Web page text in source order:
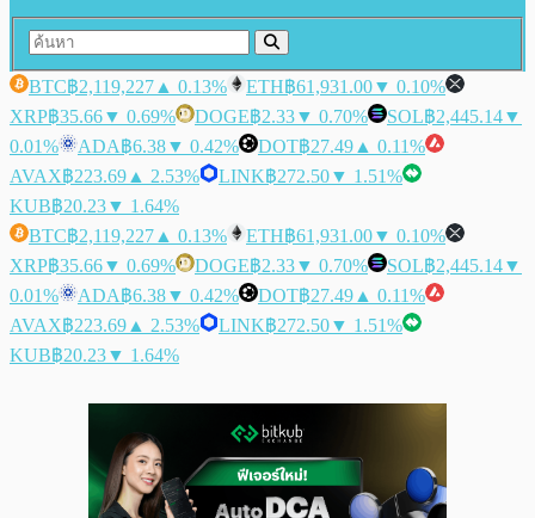
BTC฿2,119,227 ▲ 0.13% ETH฿61,931.00▼ 0.10%
XRP฿35.66▼ 0.69% DOGE฿2.33▼ 0.70% SOL฿2,445.14▼
0.01%
ADA฿6.38▼ 0.42% DOT฿27.49 ▲ 0.11%
AVAX฿223.69 ▲ 2.53% LINK฿272.50▼ 1.51%
KUB฿20.23▼ 1.64%
BTC฿2,119,227 ▲ 0.13% ETH฿61,931.00▼ 0.10%
XRP฿35.66▼ 0.69% DOGE฿2.33▼ 0.70% SOL฿2,445.14▼
0.01%
ADA฿6.38▼ 0.42% DOT฿27.49 ▲ 0.11%
AVAX฿223.69 ▲ 2.53% LINK฿272.50▼ 1.51%
KUB฿20.23▼ 1.64%